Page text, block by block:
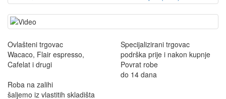
Ovlašteni trgovac
Wacaco, Flair espresso,
Cafelat i drugi
Specijalizirani trgovac
podrška prije i nakon kupnje
Povrat robe
do 14 dana
Roba na zalihi
šaljemo iz vlastitih skladišta